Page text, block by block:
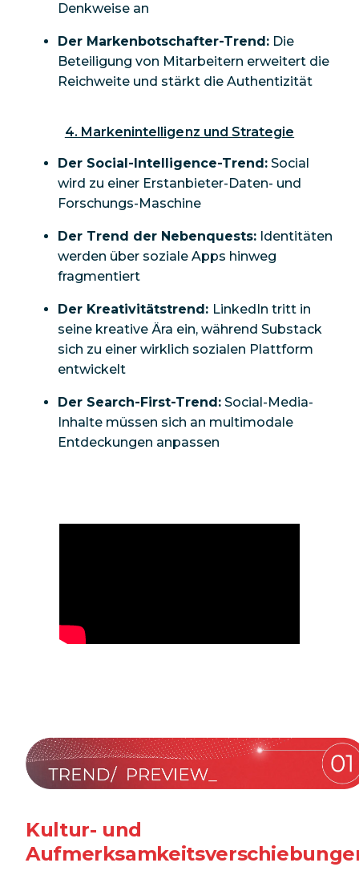
Denkweise an
Der Markenbotschafter-Trend: Die
Beteiligung von Mitarbeitern erweitert die
Reichweite und stärkt die Authentizität
4. Markenintelligenz und Strategie
Der Social-Intelligence-Trend: Social
wird zu einer Erstanbieter-Daten- und
Forschungs-Maschine
Der Trend der Nebenquests: Identitäten
werden über soziale Apps hinweg
fragmentiert
Der Kreativitätstrend: LinkedIn tritt in
seine kreative Ära ein, während Substack
sich zu einer wirklich sozialen Plattform
entwickelt
Der Search-First-Trend: Social-Media-
Inhalte müssen sich an multimodale
Entdeckungen anpassen
Kultur- und